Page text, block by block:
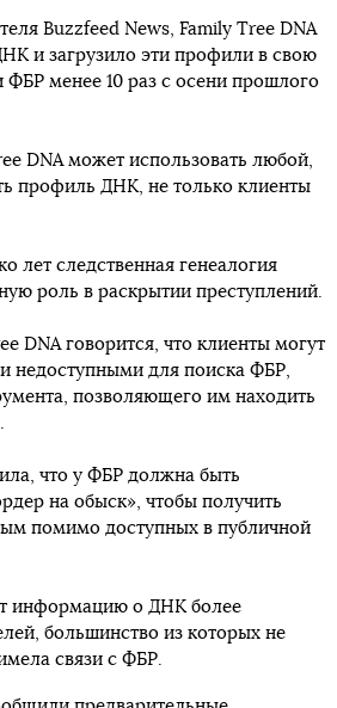
Buzzfeed News, Family Tree DNA
и загрузило эти профили в свою
ФБР менее 10 раз с осени прошлого
DNA может использовать любой,
профиль ДНК, не только клиенты
лет следственная генеалогия
роль в раскрытии преступлений.
DNA говорится, что клиенты могут
недоступными для поиска ФБР,
позволяющего им находить
что у ФБР должна быть
на обыск», чтобы получить
помимо доступных в публичной
информацию о ДНК более
большинство из которых не
связи с ФБР.